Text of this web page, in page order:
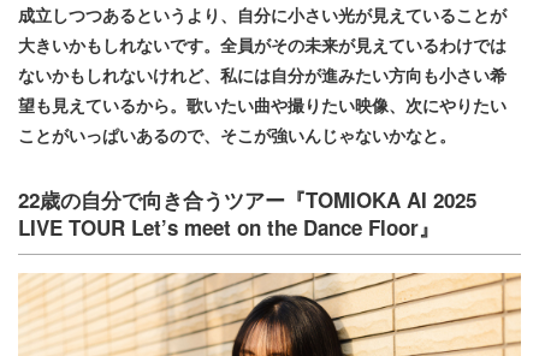
成立しつつあるというより、自分に小さい光が見えていることが
大きいかもしれないです。全員がその未来が見えているわけでは
ないかもしれないけれど、私には自分が進みたい方向も小さい希
望も見えているから。歌いたい曲や撮りたい映像、次にやりたい
ことがいっぱいあるので、そこが強いんじゃないかなと。
22歳の自分で向き合うツアー『TOMIOKA AI 2025
LIVE TOUR Let’s meet on the Dance Floor』